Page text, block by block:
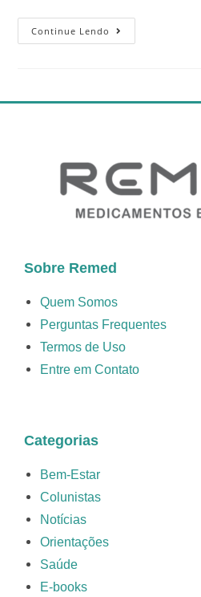
Continue Lendo
Sobre Remed
Quem Somos
Perguntas Frequentes
Termos de Uso
Entre em Contato
Categorias
Bem-Estar
Colunistas
Notícias
Orientações
Saúde
E-books